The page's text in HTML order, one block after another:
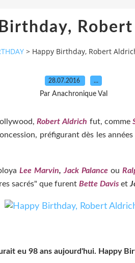
> Happy Birthday, Robert
28.07.2016 …
Par Anachronique Val
Robert Aldrich fut, comme
préfigurant dès les
Lee Marvin, Jack Palance ou
sacrés" que furent Bette Davis et
eu 98 ans aujourd'hui. Happy